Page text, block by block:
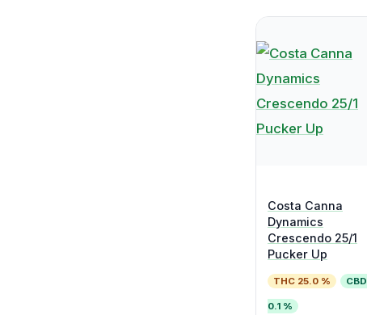
Costa Canna
Dynamics
Crescendo 25/1
Pucker Up
THC 25.0 % CBD
0.1 %